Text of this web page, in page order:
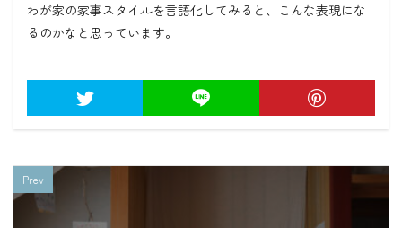
わが家の家事スタイルを言語化してみると、こんな表現にな
るのかなと思っています。
Prev